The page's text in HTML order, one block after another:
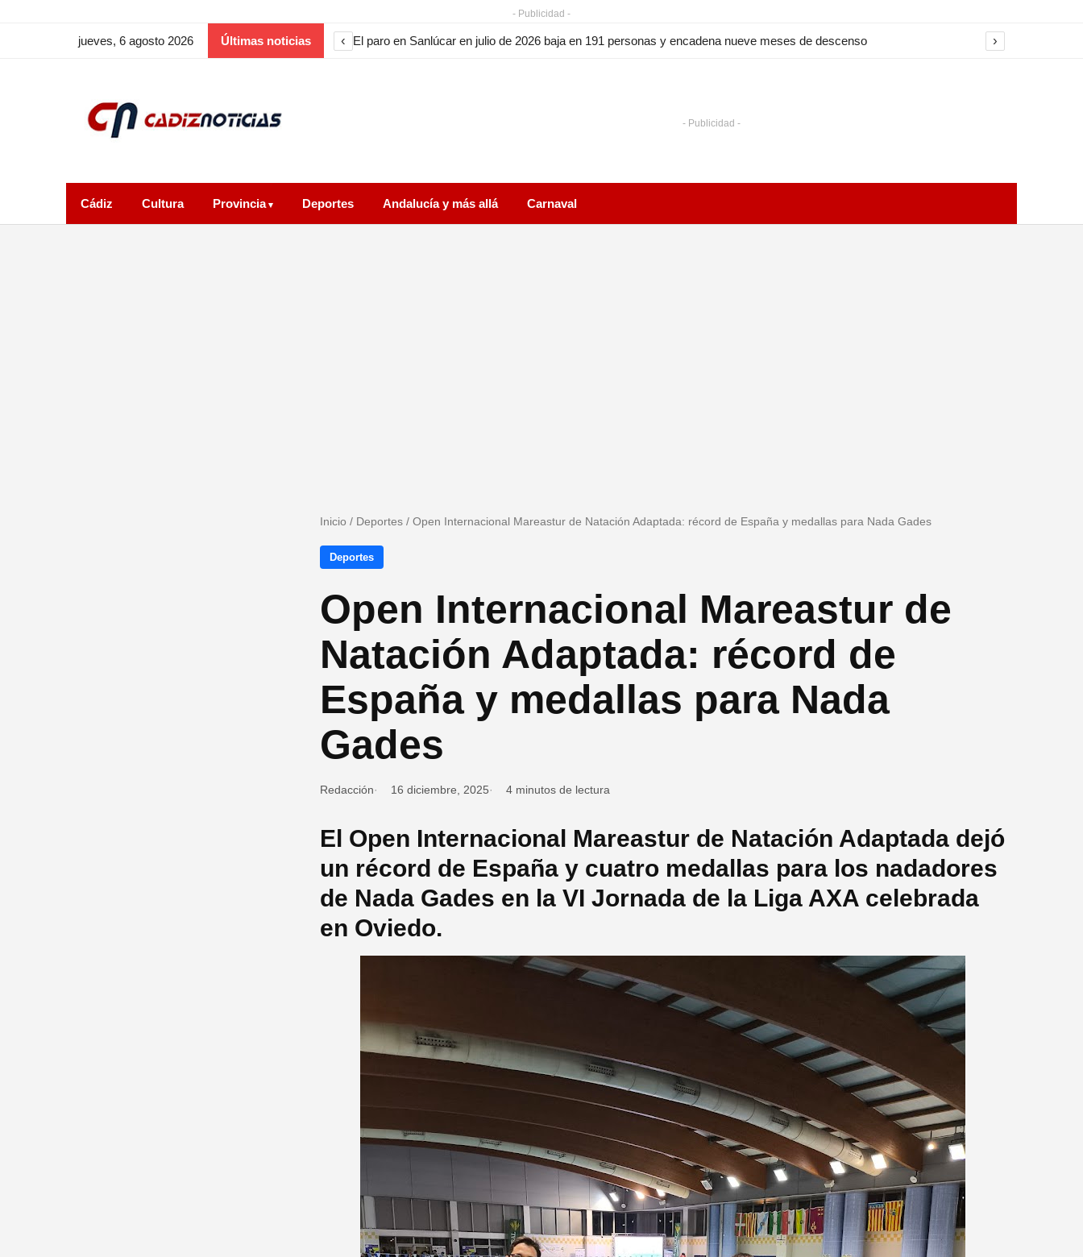
- Publicidad -
jueves, 6 agosto 2026 Últimas noticias ‹ El paro en Sanlúcar en julio de 2026 baja en 191 personas y encadena nueve meses de descenso ›
- Publicidad -
Cádiz Cultura Provincia Deportes Andalucía y más allá Carnaval
Inicio / Deportes / Open Internacional Mareastur de Natación Adaptada: récord de España y medallas para Nada Gades
Deportes
Open Internacional Mareastur de
Natación Adaptada: récord de
España y medallas para Nada
Gades
Redacción 16 diciembre, 2025 4 minutos de lectura
El Open Internacional Mareastur de Natación Adaptada dejó
un récord de España y cuatro medallas para los nadadores
de Nada Gades en la VI Jornada de la Liga AXA celebrada
en Oviedo.